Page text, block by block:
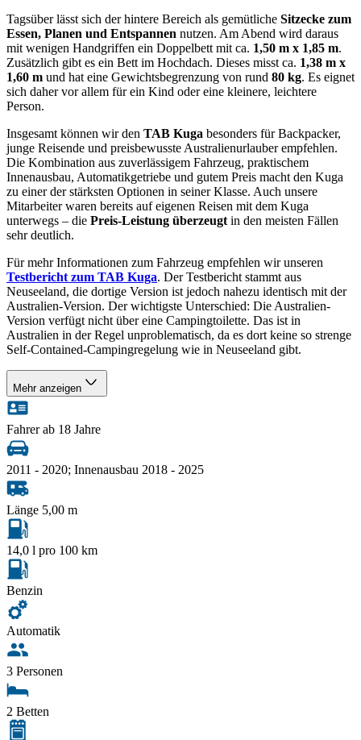
Tagsüber lässt sich der hintere Bereich als gemütliche Sitzecke zum
Essen, Planen und Entspannen nutzen. Am Abend wird daraus
mit wenigen Handgriffen ein Doppelbett mit ca. 1,50 m x 1,85 m.
Zusätzlich gibt es ein Bett im Hochdach. Dieses misst ca. 1,38 m x
1,60 m und hat eine Gewichtsbegrenzung von rund 80 kg. Es eignet
sich daher vor allem für ein Kind oder eine kleinere, leichtere
Person.
Insgesamt können wir den TAB Kuga besonders für Backpacker,
junge Reisende und preisbewusste Australienurlauber empfehlen.
Die Kombination aus zuverlässigem Fahrzeug, praktischem
Innenausbau, Automatikgetriebe und gutem Preis macht den Kuga
zu einer der stärksten Optionen in seiner Klasse. Auch unsere
Mitarbeiter waren bereits auf eigenen Reisen mit dem Kuga
unterwegs – die Preis-Leistung überzeugt in den meisten Fällen
sehr deutlich.
Für mehr Informationen zum Fahrzeug empfehlen wir unseren
Testbericht zum TAB Kuga. Der Testbericht stammt aus
Neuseeland, die dortige Version ist jedoch nahezu identisch mit der
Australien-Version. Der wichtigste Unterschied: Die Australien-
Version verfügt nicht über eine Campingtoilette. Das ist in
Australien in der Regel unproblematisch, da es dort keine so strenge
Self-Contained-Campingregelung wie in Neuseeland gibt.
Mehr anzeigen
Fahrer ab 18 Jahre
2011 - 2020; Innenausbau 2018 - 2025
Länge 5,00 m
14,0 l pro 100 km
Benzin
Automatik
3 Personen
2 Betten